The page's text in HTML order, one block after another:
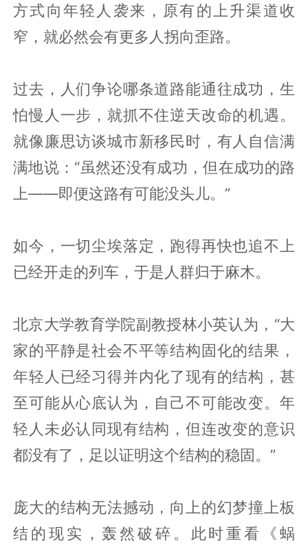
方式向年轻人袭来，原有的上升渠道收
窄，就必然会有更多人拐向歪路。
过去，人们争论哪条道路能通往成功，生
怕慢人一步，就抓不住逆天改命的机遇。
就像廉思访谈城市新移民时，有人自信满
满地说：“虽然还没有成功，但在成功的路
上——即便这路有可能没头儿。”
如今，一切尘埃落定，跑得再快也追不上
已经开走的列车，于是人群归于麻木。
北京大学教育学院副教授林小英认为，“大
家的平静是社会不平等结构固化的结果，
年轻人已经习得并内化了现有的结构，甚
至可能从心底认为，自己不可能改变。年
轻人未必认同现有结构，但连改变的意识
都没有了，足以证明这个结构的稳固。”
庞大的结构无法撼动，向上的幻梦撞上板
结的现实，轰然破碎。此时重看《蜗